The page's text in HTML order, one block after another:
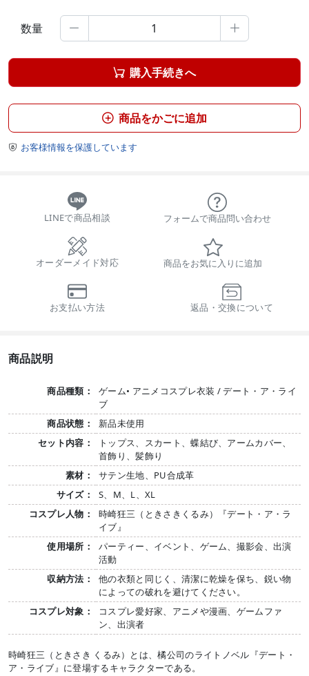
数量  
 購入手続きへ
 商品をかごに追加
 お客様情報を保護しています
LINEで商品相談 フォームで商品問い合わせ
オーダーメイド対応 商品をお気に入りに追加
お支払い方法 返品・交換について
商品説明
商品種類：
ゲーム• アニメコスプレ衣装 / デート・ア・ライ
ブ
商品状態：
新品未使用
セット内容：
トップス、スカート、蝶結び、アームカバー、
首飾り、髪飾り
素材：
サテン生地、PU合成革
サイズ：
S、M、L、XL
コスプレ人物：
時崎狂三（ときさきくるみ）『デート・ア・ラ
イブ』
使用場所：
パーティー、イベント、ゲーム、撮影会、出演
活動
収納方法：
他の衣類と同じく、清潔に乾燥を保ち、鋭い物
によっての破れを避けてください。
コスプレ対象：
コスプレ愛好家、アニメや漫画、ゲームファ
ン、出演者
時崎狂三（ときさき くるみ）とは、橘公司のライトノベル『デート・
ア・ライブ』に登場するキャラクターである。